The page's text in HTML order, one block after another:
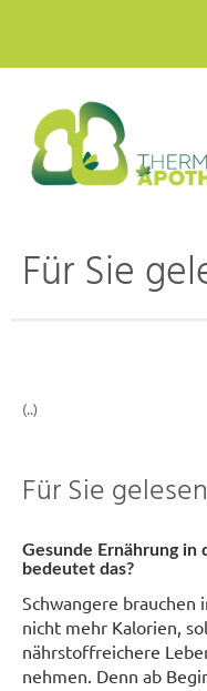
Für Sie
(..)
Für Sie gelesen
Gesunde Ernährung in
bedeutet das?
Schwangere brauchen
nicht mehr Kalorien,
nährstoffreichere
nehmen. Denn ab